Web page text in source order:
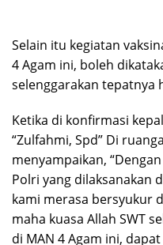
Selain itu kegiatan
4 Agam ini, boleh
selenggarakan tepatnya
Ketika di konfirmasi
“Zulfahmi, Spd” Di
menyampaikan,
Polri yang dilaksanakan
kami merasa bersyukur
maha kuasa Allah SWT
di MAN 4 Agam ini,